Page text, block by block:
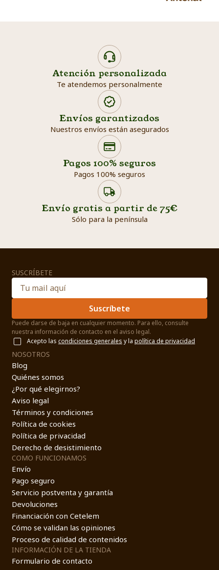
Atención personalizada
Te atendemos personalmente
Envíos garantizados
Nuestros envíos están asegurados
Pagos 100% seguros
Pagos 100% seguros
Envío gratis a partir de 75€
Sólo para la península
Search products
SUSCRÍBETE
Suscríbete
Puede darse de baja en cualquier momento. Para ello, consulte
nuestra información de contacto en el aviso legal.
Acepto las condiciones generales y la política de privacidad
NOSOTROS
Blog
Quiénes somos
¿Por qué elegirnos?
Aviso legal
Términos y condiciones
Política de cookies
Política de privacidad
Derecho de desistimiento
COMO FUNCIONAMOS
Envío
Pago seguro
Servicio postventa y garantía
Devoluciones
Financiación con Cetelem
Cómo se validan las opiniones
Proceso de calidad de contenidos
INFORMACIÓN DE LA TIENDA
Formulario de contacto